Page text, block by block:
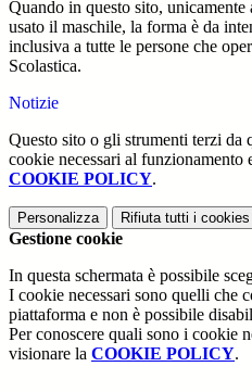
Quando in questo sito,
usato il maschile, la forma è da
inclusiva a tutte le persone che
Scolastica.
Notizie
Questo sito o gli strumenti terzi da
cookie necessari al
COOKIE POLICY.
Personalizza Rifiuta tutti i cookies
Gestione cookie
In questa schermata è possibile
I cookie necessari sono quelli che
piattaforma e non è possibile
Per conoscere quali sono i cookie
visionare la COOKIE POLICY.